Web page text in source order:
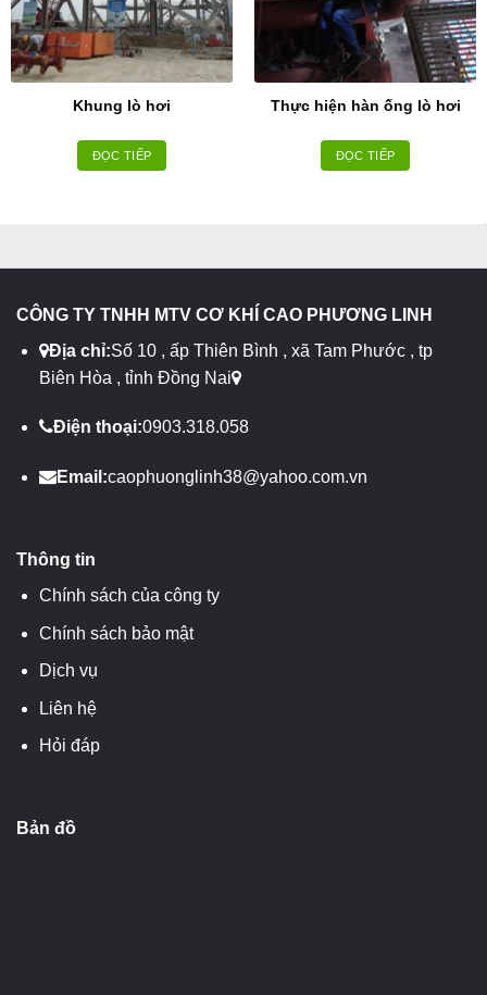
Khung lò hơi
ĐỌC TIẾP
Thực hiện hàn ống lò hơi
ĐỌC TIẾP
CÔNG TY TNHH MTV CƠ KHÍ CAO PHƯƠNG LINH
Địa chỉ:Số 10 , ấp Thiên Bình , xã Tam Phước , tp
Biên Hòa , tỉnh Đồng Nai
Điện thoại:0903.318.058
Email:caophuonglinh38@yahoo.com.vn
Thông tin
Chính sách của công ty
Chính sách bảo mật
Dịch vụ
Liên hệ
Hỏi đáp
Bản đồ